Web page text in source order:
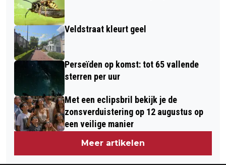
Veldstraat kleurt geel
Perseïden op komst: tot 65 vallende
sterren per uur
Met een eclipsbril bekijk je de
zonsverduistering op 12 augustus op
een veilige manier
Meer artikelen